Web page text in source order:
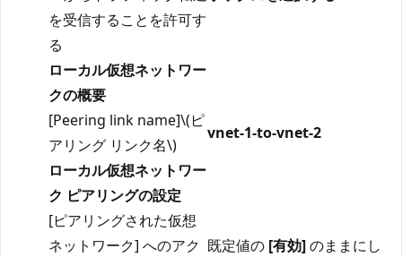
を受信することを許可す
る
ローカル仮想ネットワー
クの概要
[Peering link name]\(ピ
アリング リンク名\)
vnet-1-to-vnet-2
ローカル仮想ネットワー
ク ピアリングの設定
[ピアリングされた仮想
ネットワーク] へのアク 既定値の [有効]のままにし